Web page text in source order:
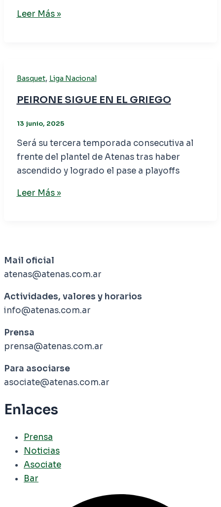
Leer Más »
Basquet, Liga Nacional
PEIRONE SIGUE EN EL GRIEGO
13 junio, 2025
Será su tercera temporada consecutiva al
frente del plantel de Atenas tras haber
ascendido y logrado el pase a playoffs
Leer Más »
Mail oficial
atenas@atenas.com.ar
Actividades, valores y horarios
info@atenas.com.ar
Prensa
prensa@atenas.com.ar
Para asociarse
asociate@atenas.com.ar
Enlaces
Prensa
Noticias
Asociate
Bar